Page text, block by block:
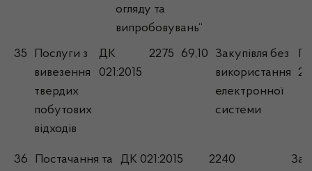
огляду та
випробовувань“
35
Послуги з
вивезення
твердих
побутових
відходів
ДК
021:2015
2275 69,10
Закупівля без
використання
електронної
системи
36
Постачання та
ДК 021:2015
2240